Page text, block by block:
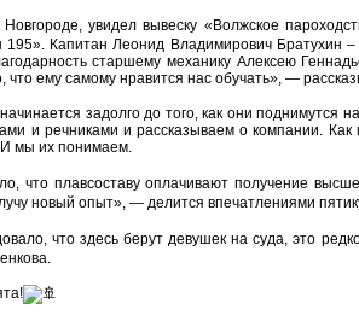
увидел вывеску «Волжское
195». Капитан Леонид Владимирович Братухин
старшему механику Алексею
ему самому нравится нас обучать», —
задолго до того, как они
и речниками и рассказываем о компании.
И мы их понимаем.
что плавсоставу оплачивают получение
новый опыт», — делится впечатлениями
что здесь берут девушек на суда, это